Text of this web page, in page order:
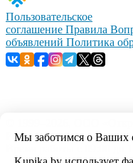
Мы заботимся о Ваших
Пользовательское
соглашение Правила
объявлений Политика
Республика Беларусь,